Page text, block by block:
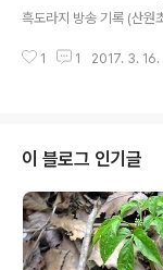
흑도라지 방송 기록 (산원
1 1 2017. 3. 16.
이 블로그 인기글